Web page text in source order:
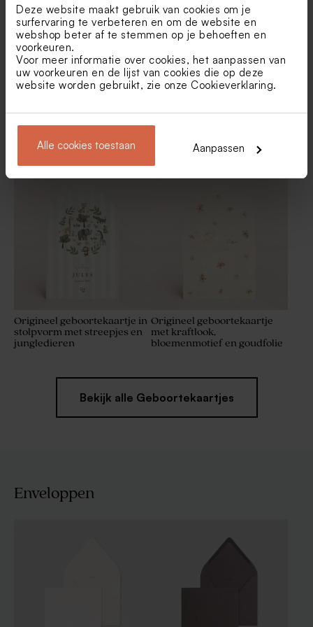
Deze website maakt gebruik van cookies om je
surfervaring te verbeteren en om de website en
webshop beter af te stemmen op je behoeften en
voorkeuren.
Voor meer informatie over cookies, het aanpassen van
uw voorkeuren en de lijst van cookies die op deze
website worden gebruikt, zie onze Cookieverklaring.
Alle cookies toestaan Aanpassen
Dragees champagne De
Tetra zakje ivoor met
Buromac paspoort
geboortekaartje | Buromac
kleine roze bloemetjes
Origineel geboortekaartje in
stolpvorm met streepjes en
jungledieren
Origineel geboortekaartje
met kraftlook,
bloemenmotief en goudfolie
Bekijk alle Geboortekaartjes
Enveloppen